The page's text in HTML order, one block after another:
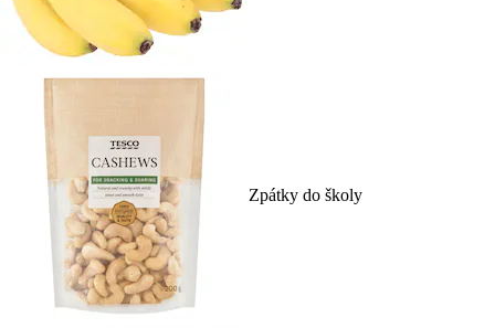
Zpátky do školy